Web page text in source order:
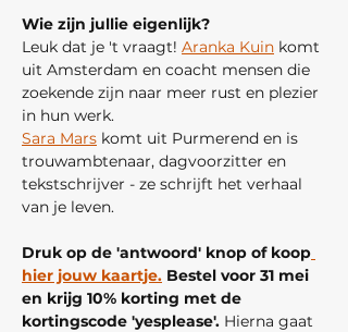
Wie zijn jullie eigenlijk?
Leuk dat je 't vraagt! Aranka Kuin komt
uit Amsterdam en coacht mensen die
zoekende zijn naar meer rust en plezier
in hun werk.
Sara Mars komt uit Purmerend en is
trouwambtenaar, dagvoorzitter en
tekstschrijver - ze schrijft het verhaal
van je leven.
Druk op de 'antwoord' knop of koop
hier jouw kaartje. Bestel voor 31 mei
en krijg 10% korting met de
kortingscode 'yesplease'. Hierna gaat